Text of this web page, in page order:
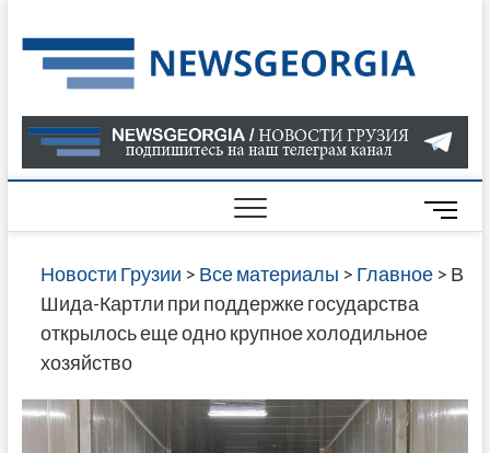
to
content
О
В
ГРУЗИИ
САЙТЕ
M
e
n
t
Новости Грузии > Все материалы > Главное> В
Шида-Картли при поддержке государства
открылось еще одно крупное холодильное
хозяйство